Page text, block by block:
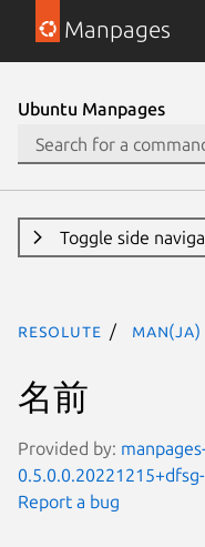
Manpages
Ubuntu Manpages
Toggle side
resolute man(ja)
名前
Provided by:
Report a bug